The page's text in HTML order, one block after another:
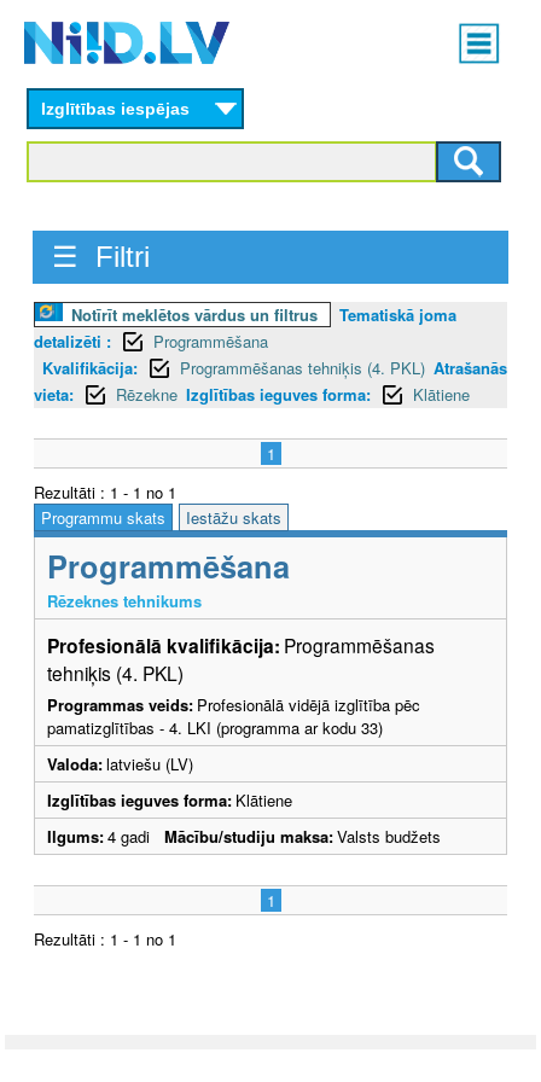
content
Main
menu
Izglītības iespējas
☰ Filtri
Notīrīt meklētos vārdus un filtrus
Tematiskā joma
detalizēti :
Programmēšana
Kvalifikācija:
Programmēšanas tehniķis (4. PKL) Atrašanās
vieta:
Rēzekne Izglītības ieguves forma: Klātiene
1
Rezultāti : 1 - 1 no 1
Programmu skats
Iestāžu skats
Programmēšana
Rēzeknes tehnikums
Profesionālā kvalifikācija: Programmēšanas
tehniķis (4. PKL)
Programmas veids: Profesionālā vidējā izglītība pēc
pamatizglītības - 4. LKI (programma ar kodu 33)
Valoda:latviešu (LV)
Izglītības ieguves forma: Klātiene
Ilgums:4 gadi Mācību/studiju maksa:Valsts budžets
1
Rezultāti : 1 - 1 no 1